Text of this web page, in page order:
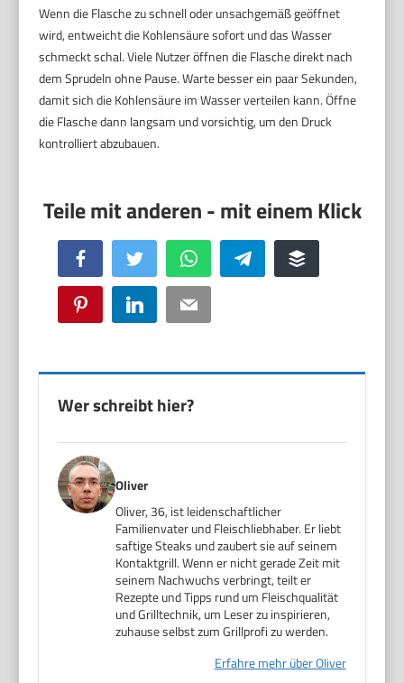
Wenn die Flasche zu schnell oder unsachgemäß geöffnet
wird, entweicht die Kohlensäure sofort und das Wasser
schmeckt schal. Viele Nutzer öffnen die Flasche direkt nach
dem Sprudeln ohne Pause. Warte besser ein paar Sekunden,
damit sich die Kohlensäure im Wasser verteilen kann. Öffne
die Flasche dann langsam und vorsichtig, um den Druck
kontrolliert abzubauen.
Facebook Twitter WhatsApp Telegram Buffer
Pinterest LinkedIn Email
Wer schreibt hier?
Oliver
Oliver, 36, ist leidenschaftlicher
Familienvater und Fleischliebhaber. Er liebt
saftige Steaks und zaubert sie auf seinem
Kontaktgrill. Wenn er nicht gerade Zeit mit
seinem Nachwuchs verbringt, teilt er
Rezepte und Tipps rund um Fleischqualität
und Grilltechnik, um Leser zu inspirieren,
zuhause selbst zum Grillprofi zu werden.
Erfahre mehr über Oliver